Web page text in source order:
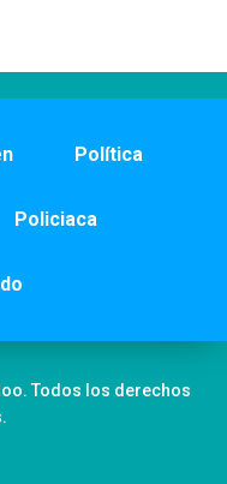
Política
Policiaca
Todos los derechos